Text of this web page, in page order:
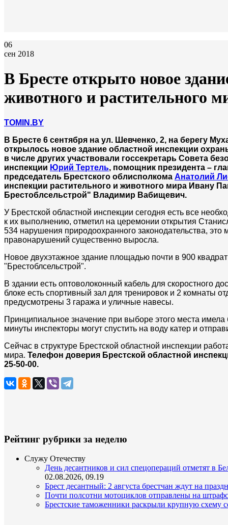
06
сен 2018
В Бресте открыто новое
животного и растительного
TOMIN.BY
В Бресте 6 сентября на ул. Шевченко, 2, на берегу
открылось новое здание областной инспекции
в числе других участвовали госсекретарь Совета
инспекции Юрий Тертель, помощник президента –
председатель Брестского облисполкома Анатолий
инспекции растительного и животного мира Ивану
Брестоблсельстрой" Владимир Вабищевич.
У Брестской областной инспекции сегодня есть все
к их выполнению, отметил на церемонии открытия
534 нарушения природоохранного законодательства,
правонарушений существенно выросла.
Новое двухэтажное здание площадью почти в 900
"Брестоблсельстрой".
В здании есть оптоволоконный кабель для скоростного
блоке есть спортивный зал для тренировок и 2 комнаты
предусмотрены 3 гаража и уличные навесы.
Принципиальное значение при выборе этого места
минуты инспекторы могут спустить на воду катер и
Сейчас в структуре Брестской областной инспекции
мира. Телефон доверия Брестской областной
25-50-00.
Рейтинг рубрики за неделю
Служу Отечеству
День десантников и сил спецопераций отметят в
02.08.2026, 09.19
Брест десантный: 2 августа брестчан ждут на
Почти полсотни мотоциклов отправлены на
Брестские таможенники раскрыли крупную схему